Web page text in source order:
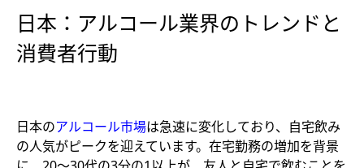
日本：アルコール業界のトレンドと
消費者行動
日本のアルコール市場は急速に変化しており、自宅飲み
の人気がピークを迎えています。在宅勤務の増加を背景